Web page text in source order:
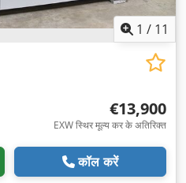
1 / 11
€13,900
EXW स्थिर मूल्य कर के अतिरिक्त
कॉल करें